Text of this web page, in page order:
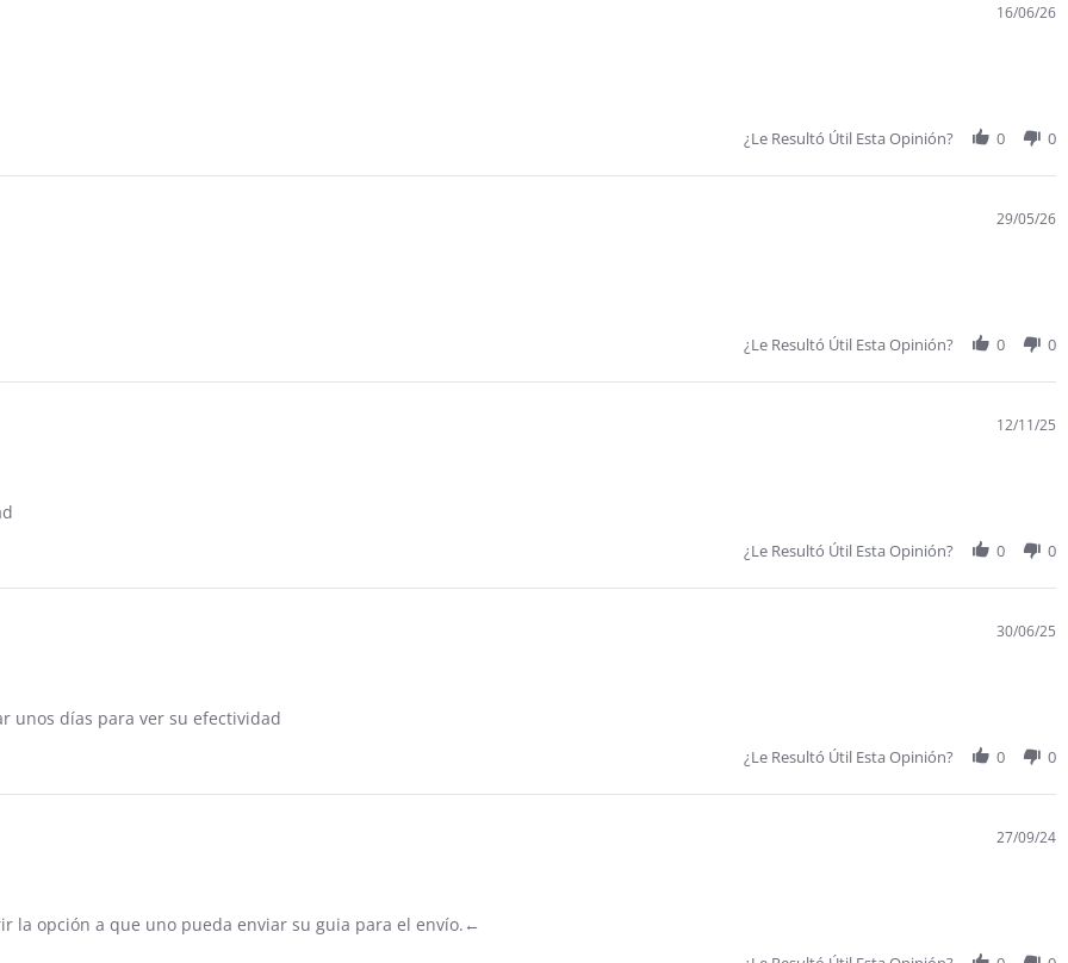
16/06/26
¿Le Resultó Útil Esta Opinión? 0 0
29/05/26
¿Le Resultó Útil Esta Opinión? 0 0
12/11/25
¿Le Resultó Útil Esta Opinión? 0 0
30/06/25
unos días para ver su efectividad
¿Le Resultó Útil Esta Opinión? 0 0
27/09/24
la opción a que uno pueda enviar su guia para el envío.←